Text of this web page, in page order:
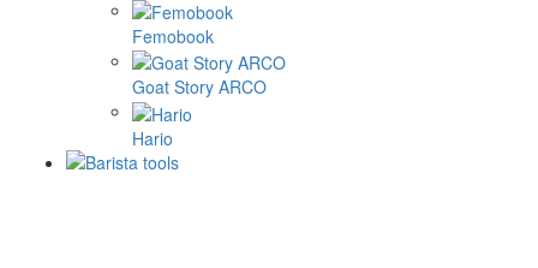
Femobook
Goat Story ARCO
Hario